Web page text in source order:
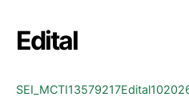
Edital